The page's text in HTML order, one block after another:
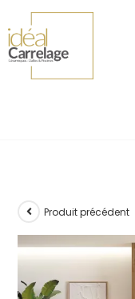
Produit précédent